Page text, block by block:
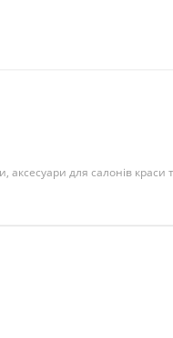
аксесуари для салонів